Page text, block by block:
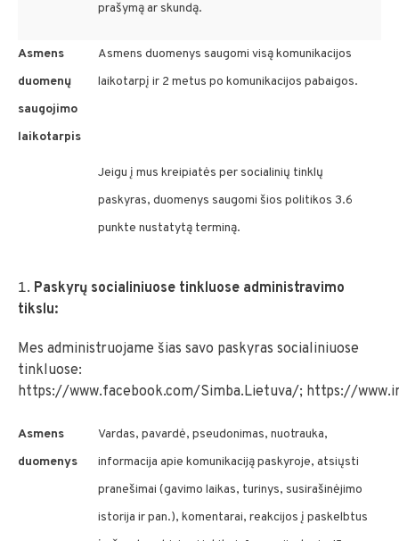
prašymą ar skundą.
Asmens
duomenų
saugojimo
laikotarpis
Asmens duomenys saugomi visą komunikacijos
laikotarpį ir 2 metus po komunikacijos pabaigos.
Jeigu į mus kreipiatės per socialinių tinklų
paskyras, duomenys saugomi šios politikos 3.6
punkte nustatytą terminą.
Paskyrų socialiniuose tinkluose administravimo
tikslu:
Mes administruojame šias savo paskyras socialiniuose
tinkluose:
https://www.facebook.com/Simba.Lietuva/; https://
Asmens
duomenys
Vardas, pavardė, pseudonimas, nuotrauka,
informacija apie komunikaciją paskyroje, atsiųsti
pranešimai (gavimo laikas, turinys, susirašinėjimo
istorija ir pan.), komentarai, reakcijos į paskelbtus